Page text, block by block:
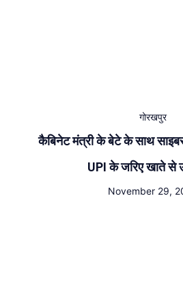
गोरखपुर
कैबिनेट मंत्री के बेटे के साथ
UPI के जरिए खाते से
November 29,